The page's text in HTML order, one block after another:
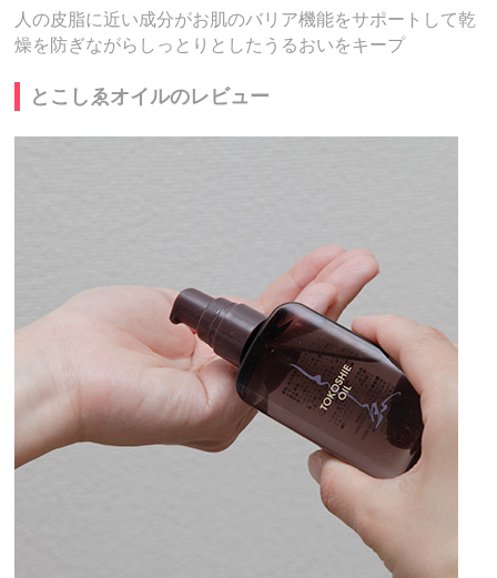
人の皮脂に近い成分がお肌のバリア機能をサポートして乾
燥を防ぎながらしっとりとしたうるおいをキープ
とこしゑオイルのレビュー